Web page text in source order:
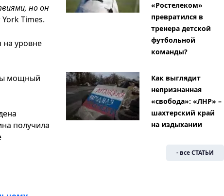
но он
Times.
на уровне
мощный
получила
«Ростелеком»
превратился в
тренера детской
футбольной
команды?
Как выглядит
непризнанная
«свобода»: «ЛНР» –
шахтерский край
на издыхании
- все СТАТЬИ